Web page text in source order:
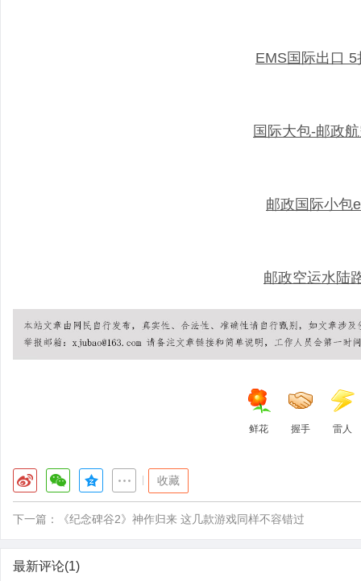
EMS国际出口
国际大包-邮政
邮政国际小包
邮政空运水陆
鲜花 握手 雷人
收藏
下一篇： 《纪念碑谷2》神作归来 这几款游戏同样不容错过
最新评论(1)